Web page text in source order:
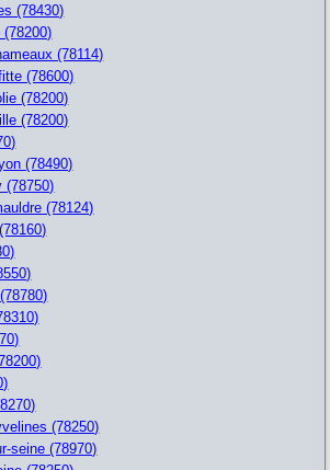
(78430)
(78114)
(78600)
(78200)
(78200)
(78490)
(78750)
(78124)
(78250)
seine (78970)